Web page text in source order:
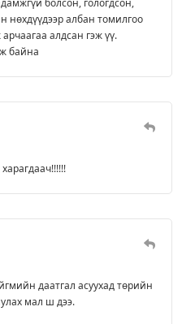
нөхдүүдээр албан томилгоо
алдсан гэж үү.
байна
даатгал асуухад төрийн
мал ш дээ.